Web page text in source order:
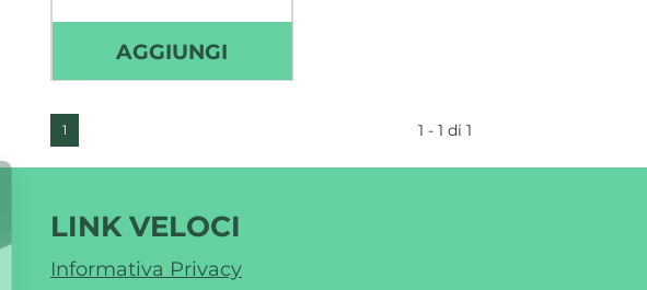
AGGIUNGI
SQUANORM
GRASSA
CARRELLO
1 1 - 1 di 1
LINK VELOCI
Informativa Privacy